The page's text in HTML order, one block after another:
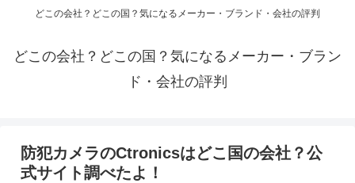
どこの会社？どこの国？気になるメーカー・ブランド・会社の評判
どこの会社？どこの国？気になるメーカー・ブラン
ド・会社の評判
防犯カメラのCtronicsはどこ国の会社？公
式サイト調べたよ！